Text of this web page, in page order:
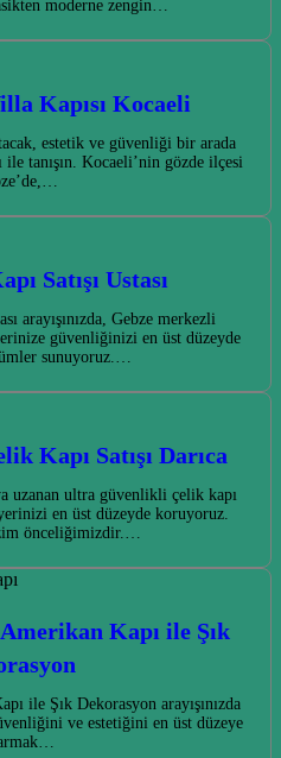
moderne zengin…
Kapısı Kocaeli
estetik ve güvenliği bir arada
ile tanışın. Kocaeli’nin gözde ilçesi
Satışı Ustası
arayışınızda, Gebze merkezli
güvenliğinizi en üst düzeyde
sunuyoruz.…
Kapı Satışı Darıca
uzanan ultra güvenlikli çelik kapı
en üst düzeyde koruyoruz.
önceliğimizdir.…
Kapı ile Şık
ile Şık Dekorasyon arayışınızda
ve estetiğini en üst düzeye